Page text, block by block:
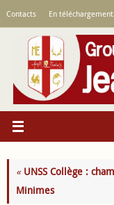
contenu
Contacts En
«UNSS Collège :
Minimes